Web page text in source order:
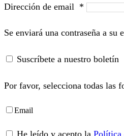
Dirección de email *
Se enviará una contraseña a su
Suscríbete a nuestro boletín
Por favor, selecciona todas las
Email
He leído y acepto la Política